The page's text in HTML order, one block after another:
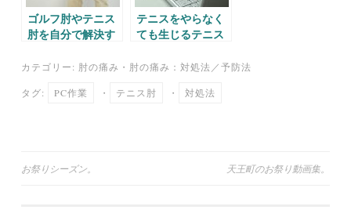
ゴルフ肘やテニス
肘を自分で解決す
テニスをやらなく
ても生じるテニス
カテゴリー: 肘の痛み ・ 肘の痛み：対処法／予防法
タグ: PC作業 ・ テニス肘 ・ 対処法
投
お祭りシーズン。 天王町のお祭り動画集。